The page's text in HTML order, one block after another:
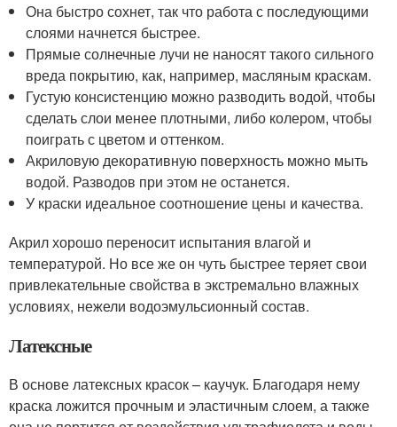
Она быстро сохнет, так что работа с последующими
слоями начнется быстрее.
Прямые солнечные лучи не наносят такого сильного
вреда покрытию, как, например, масляным краскам.
Густую консистенцию можно разводить водой, чтобы
сделать слои менее плотными, либо колером, чтобы
поиграть с цветом и оттенком.
Акриловую декоративную поверхность можно мыть
водой. Разводов при этом не останется.
У краски идеальное соотношение цены и качества.
Акрил хорошо переносит испытания влагой и
температурой. Но все же он чуть быстрее теряет свои
привлекательные свойства в экстремально влажных
условиях, нежели водоэмульсионный состав.
Латексные
В основе латексных красок – каучук. Благодаря нему
краска ложится прочным и эластичным слоем, а также